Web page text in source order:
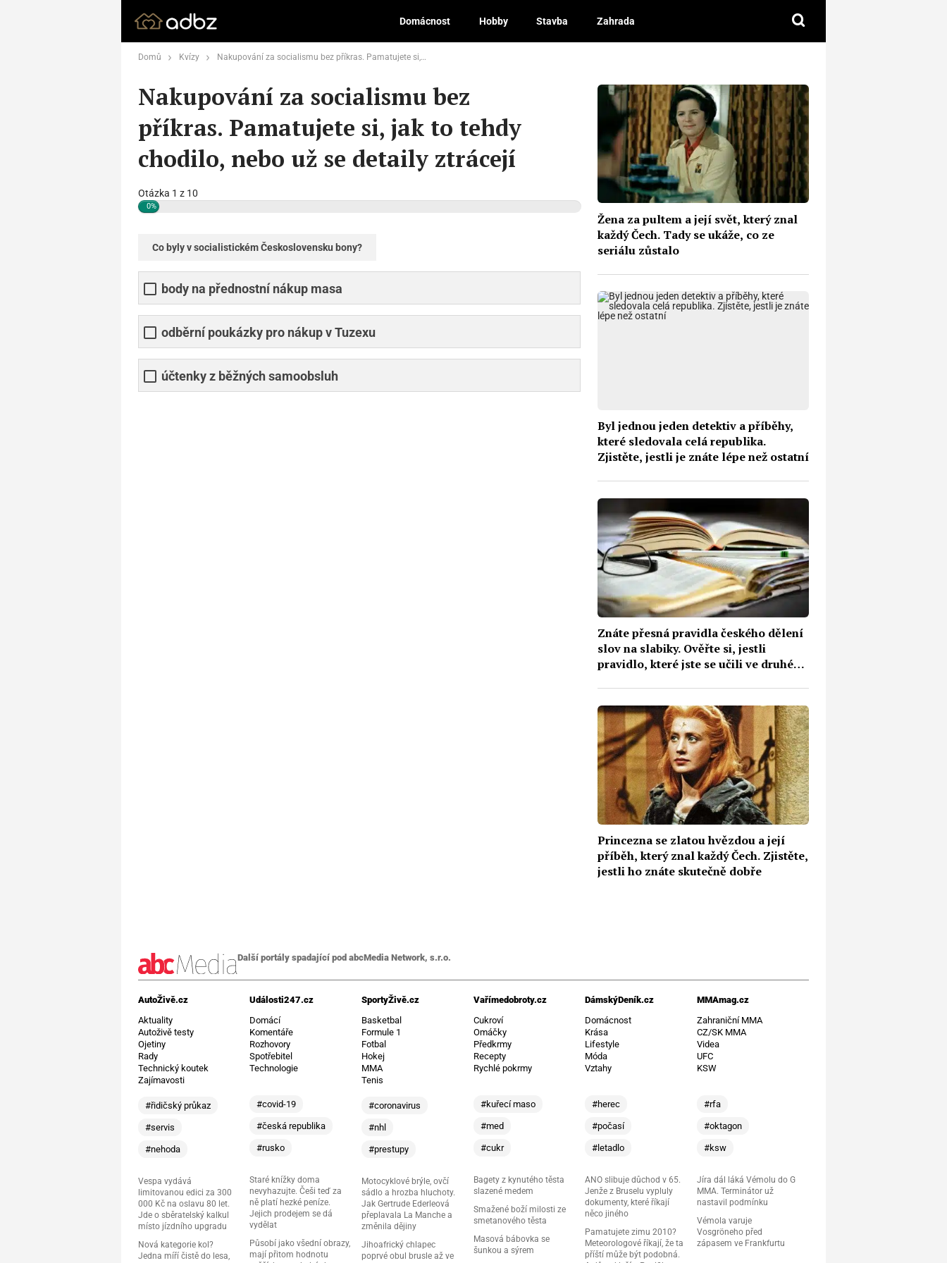
Domácnost Hobby Stavba Zahrada
Domů Kvízy Nakupování za socialismu bez příkras. Pamatujete si, jak to tehdy chodilo, nebo už se detaily ztrácejí
Nakupování za socialismu bez
příkras. Pamatujete si, jak to tehdy
chodilo, nebo už se detaily ztrácejí
Otázka 1 z 10
0%
Co byly v socialistickém Československu bony?
body na přednostní nákup masa
odběrní poukázky pro nákup v Tuzexu
účtenky z běžných samoobsluh
Žena za pultem a její svět, který znal
každý Čech. Tady se ukáže, co ze
seriálu zůstalo
Byl jednou jeden detektiv a příběhy,
které sledovala celá republika.
Zjistěte, jestli je znáte lépe než ostatní
Znáte přesná pravidla českého dělení
slov na slabiky. Ověřte si, jestli
pravidlo, které jste se učili ve druhé
Princezna se zlatou hvězdou a její
příběh, který znal každý Čech. Zjistěte,
jestli ho znáte skutečně dobře
Další portály spadající pod abcMedia Network, s.r.o.
AutoŽivě.cz
Aktuality
Autoživě testy
Ojetiny
Rady
Technický koutek
Zajímavosti
#řidičský průkaz
#servis
#nehoda
Vespa vydává
limitovanou edici za 300
000 Kč na oslavu 80 let.
Jde o sběratelský kalkul
místo jízdního upgradu
Nová kategorie kol?
Jedna míří čistě do lesa,
Události247.cz
Domácí
Komentáře
Rozhovory
Spotřebitel
Technologie
#covid-19
#česká republika
#rusko
Staré knížky doma
nevyhazujte. Češi teď za
ně platí hezké peníze.
Jejich prodejem se dá
vydělat
Působí jako všední obrazy,
mají přitom hodnotu
SportyŽivě.cz
Basketbal
Formule 1
Fotbal
Hokej
MMA
Tenis
#coronavirus
#nhl
#prestupy
Motocyklové brýle, ovčí
sádlo a hrozba hluchoty.
Jak Gertrude Ederleová
přeplavala La Manche a
změnila dějiny
Jihoafrický chlapec
poprvé obul brusle až ve
Vařímedobroty.cz
Cukroví
Omáčky
Předkrmy
Recepty
Rychlé pokrmy
#kuřecí maso
#med
#cukr
Bagety z kynutého těsta
slazené medem
Smažené boží milosti ze
smetanového těsta
Masová bábovka se
šunkou a sýrem
DámskýDeník.cz
Domácnost
Krása
Lifestyle
Móda
Vztahy
#herec
#počasí
#letadlo
ANO slibuje důchod v 65.
Jenže z Bruselu vypluly
dokumenty, které říkají
něco jiného
Pamatujete zimu 2010?
Meteorologové říkají, že ta
příští může být podobná.
MMAmag.cz
Zahraniční MMA
CZ/SK MMA
Videa
UFC
KSW
#rfa
#oktagon
#ksw
Jíra dál láká Vémolu do G
MMA. Terminátor už
nastavil podmínku
Vémola varuje
Vosgröneho před
zápasem ve Frankfurtu